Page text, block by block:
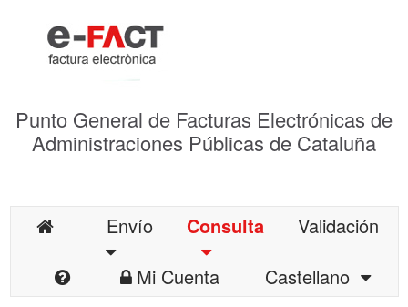
Punto General de Facturas Electrónicas de
Administraciones Públicas de Cataluña
Envío Consulta
Validación
Mi Cuenta
Castellano